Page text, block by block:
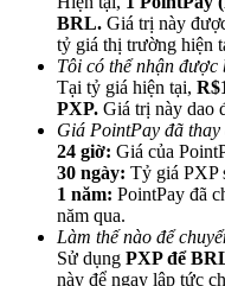
Giới thiệu
Mời một người bạn
BTC Welcome Rewards
BRL. Giá trị này
tỷ giá thị trường hiện
Tôi có thể nhận
Tại tỷ giá hiện tại,
PXP. Giá trị này dao
Giá PointPay đã
24 giờ: Giá của
30 ngày: Tỷ giá PXP
1 năm: PointPay đã
năm qua.
Làm thế nào để
Sử dụng PXP để
này để ngay lập tức